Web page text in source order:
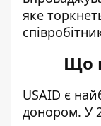
яке
Що
USAID є
донором. У